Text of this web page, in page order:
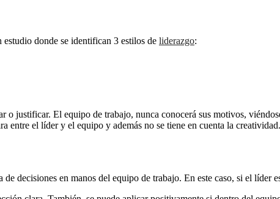
donde se identifican 3 estilos de liderazgo:
o justificar. El equipo de trabajo, nunca conocerá sus motivos,
entre el líder y el equipo y además no se tiene en cuenta la
decisiones en manos del equipo de trabajo. En este caso, si el líder